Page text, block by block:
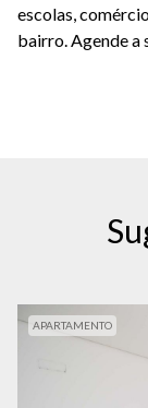
escolas,
bairro. Agende a
APARTAMENTO